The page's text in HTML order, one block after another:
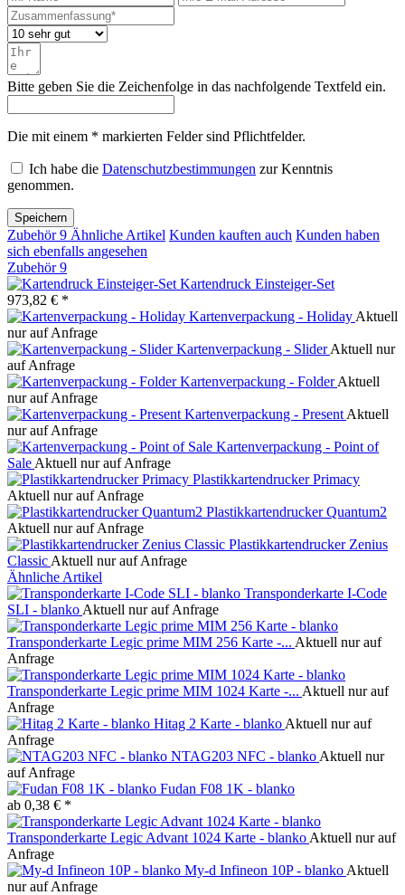
Bitte geben Sie die Zeichenfolge in das nachfolgende Textfeld ein.
Die mit einem * markierten Felder sind Pflichtfelder.
Ich habe die Datenschutzbestimmungen zur Kenntnis
genommen.
Speichern
Zubehör9 Ähnliche Artikel Kunden kauften auch Kunden haben
sich ebenfalls angesehen
Zubehör9
Kartendruck Einsteiger-Set
973,82 € *
Kartenverpackung - Holiday Aktuell
nur auf Anfrage
Kartenverpackung - SliderAktuell nur
auf Anfrage
Kartenverpackung - FolderAktuell
nur auf Anfrage
Kartenverpackung - Present Aktuell
nur auf Anfrage
Kartenverpackung - Point of
Sale Aktuell nur auf Anfrage
Plastikkartendrucker Primacy
Aktuell nur auf Anfrage
Plastikkartendrucker Quantum2
Aktuell nur auf Anfrage
Plastikkartendrucker Zenius
Classic Aktuell nur auf Anfrage
Ähnliche Artikel
Transponderkarte I-Code
SLI - blanko Aktuell nur auf Anfrage
Transponderkarte Legic prime MIM 256 Karte -... Aktuell nur auf
Anfrage
Transponderkarte Legic prime MIM 1024 Karte -... Aktuell nur auf
Anfrage
Hitag 2 Karte - blanko Aktuell nur auf
Anfrage
NTAG203 NFC - blanko Aktuell nur
auf Anfrage
Fudan F08 1K - blanko
ab 0,38 € *
Transponderkarte Legic Advant 1024 Karte - blanko Aktuell nur auf
Anfrage
My-d Infineon 10P - blanko Aktuell
nur auf Anfrage